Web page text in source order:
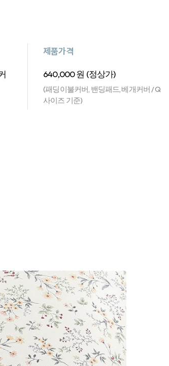
제품가격
640,000 원 (정상가)
(패딩이불커버, 밴딩패드, 베개커버 / Q
사이즈 기준)